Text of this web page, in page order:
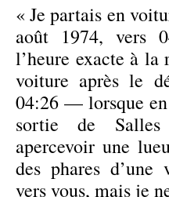
« Je partais en
août 1974, vers
l’heure exacte à
voiture après le
04:26 — lorsque
sortie de
apercevoir une
des phares
vers vous, mais je